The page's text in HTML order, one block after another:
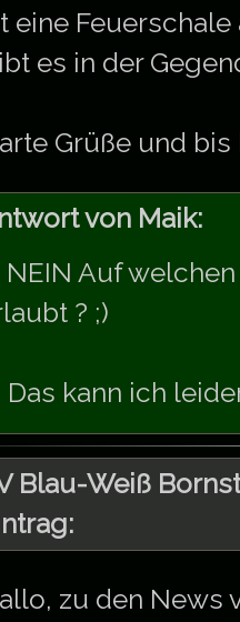
eine
es in der
Grüße und bis
von Maik:
NEIN Auf
? ;)
Das kann ich
Blau-Weiß
zu den News